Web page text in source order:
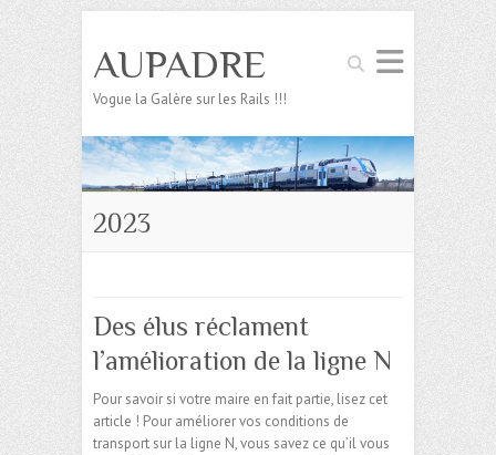
Search
AUPADRE
Vogue la Galère sur les Rails !!!
2023
Des élus réclament
l’amélioration de la ligne N
Pour savoir si votre maire en fait partie, lisez cet
article ! Pour améliorer vos conditions de
transport sur la ligne N, vous savez ce qu’il vous